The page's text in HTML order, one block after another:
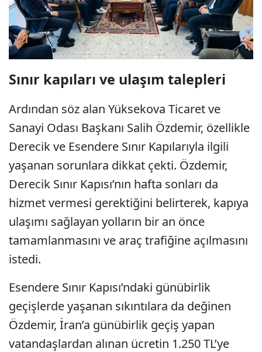
Sınır kapıları ve ulaşım talepleri
Ardından söz alan Yüksekova Ticaret ve
Sanayi Odası Başkanı Salih Özdemir, özellikle
Derecik ve Esendere Sınır Kapılarıyla ilgili
yaşanan sorunlara dikkat çekti. Özdemir,
Derecik Sınır Kapısı’nın hafta sonları da
hizmet vermesi gerektiğini belirterek, kapıya
ulaşımı sağlayan yolların bir an önce
tamamlanmasını ve araç trafiğine açılmasını
istedi.
Esendere Sınır Kapısı’ndaki günübirlik
geçişlerde yaşanan sıkıntılara da değinen
Özdemir, İran’a günübirlik geçiş yapan
vatandaşlardan alınan ücretin 1.250 TL’ye